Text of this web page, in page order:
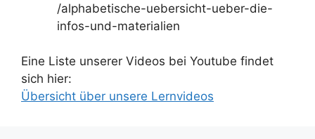
/alphabetische-uebersicht-ueber-die-
infos-und-materialien
Eine Liste unserer Videos bei Youtube findet
sich hier:
Übersicht über unsere Lernvideos